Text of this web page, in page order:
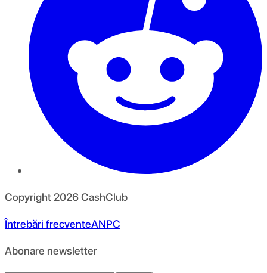
Copyright 2026CashClub
Întrebări frecventeANPC
Abonare newsletter